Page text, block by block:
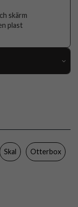
skärm
plast
Stöttålig
Brun
Skal Otterbox